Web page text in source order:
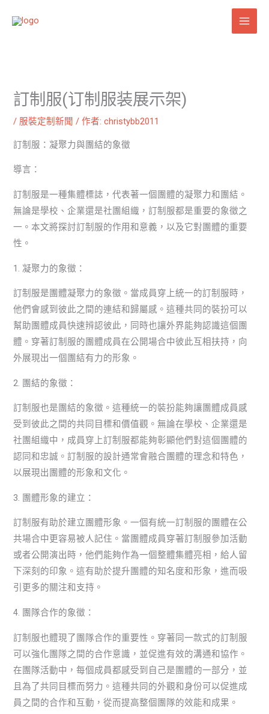
訂制服(订制服装展示架)
/ 服裝定制新聞 / 作者:christybb2011
訂制服：凝聚力與團結的象徵
導言：
訂制服是一種集體標誌，代表著一個團體的凝聚力和團結。
無論是學校、企業還是社團組織，訂制服都是重要的象徵之
一。本文將探討訂制服的作用和意義，以及它對團體的重要
性。
1. 凝聚力的象徵：
訂制服是團體凝聚力的象徵。當成員穿上統一的訂制服時，
他們會感到彼此之間的連結和歸屬感。這種共同的裝扮可以
幫助團體成員快速辨認彼此，同時也讓外界能夠認識這個團
體。穿著訂制服的團體成員在公開場合中彼此互相扶持，向
外展現出一個團結有力的形象。
2. 團結的象徵：
訂制服也是團結的象徵。這種統一的裝扮能夠讓團體成員感
受到彼此之間的共同目標和價值觀。無論在學校、企業還是
社團組織中，成員穿上訂制服都能夠彰顯他們對這個團體的
認同和忠誠。訂制服的設計通常會融合團體的理念和特色，
以展現出團體的形象和文化。
3. 團體形象的建立：
訂制服有助於建立團體形象。一個有統一訂制服的團體在公
共場合中更容易被人記住。當團體成員穿著訂制服參加活動
或者公開演出時，他們能夠作為一個整體集體亮相，給人留
下深刻的印象。這有助於提升團體的知名度和形象，進而吸
引更多的關注和支持。
4. 團隊合作的象徵：
訂制服也體現了團隊合作的重要性。穿著同一款式的訂制服
可以強化團隊之間的合作意識，並促進有效的溝通和協作。
在團隊活動中，每個成員都感受到自己是團體的一部分，並
且為了共同目標而努力。這種共同的外觀和身份可以促進成
員之間的合作和互動，從而提高整個團隊的效能和成果。